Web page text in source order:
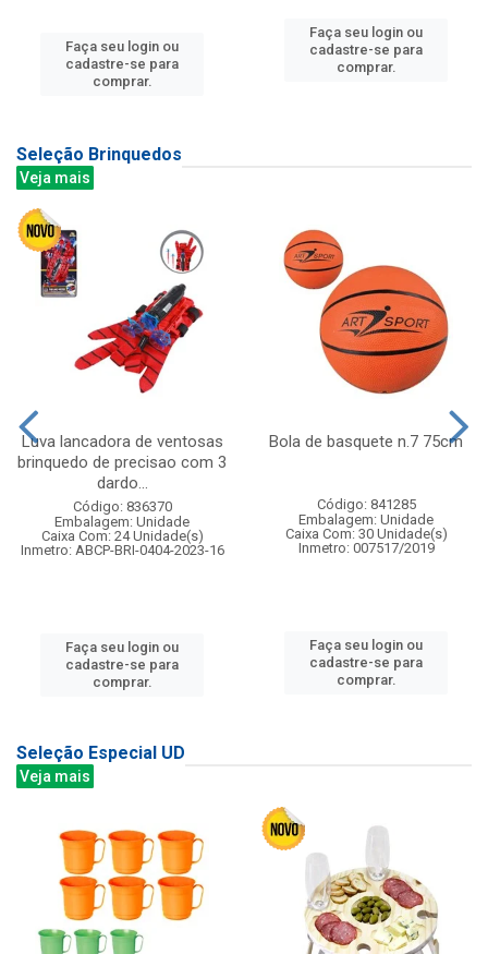
Faça seu login ou
cadastre-se para
comprar.
Faça seu login ou
cadastre-se para
comprar.
Seleção Brinquedos
Veja mais
Luva lancadora de ventosas
brinquedo de precisao com 3
dardo...
Código: 836370
Embalagem: Unidade
Caixa Com: 24 Unidade(s)
Inmetro: ABCP-BRI-0404-2023-16
Faça seu login ou
cadastre-se para
comprar.
Bola de basquete n.7 75cm
Código: 841285
Embalagem: Unidade
Caixa Com: 30 Unidade(s)
Inmetro: 007517/2019
Faça seu login ou
cadastre-se para
comprar.
Seleção Especial UD
Veja mais